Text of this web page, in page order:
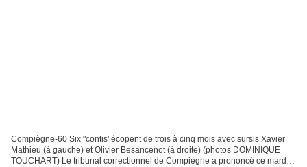
Compiègne-60 Six "contis' écopent de trois à cinq mois avec sursis Xavier
Mathieu (à gauche) et Olivier Besancenot (à droite) (photos DOMINIQUE
TOUCHART) Le tribunal correctionnel de Compiègne a prononcé ce mardi